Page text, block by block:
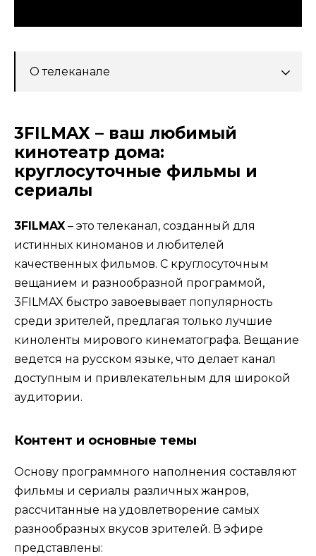
О телеканале
3FILMAX – ваш любимый
кинотеатр дома:
круглосуточные фильмы и
сериалы
3FILMAX – это телеканал, созданный для
истинных киноманов и любителей
качественных фильмов. С круглосуточным
вещанием и разнообразной программой,
3FILMAX быстро завоевывает популярность
среди зрителей, предлагая только лучшие
киноленты мирового кинематографа. Вещание
ведется на русском языке, что делает канал
доступным и привлекательным для широкой
аудитории.
Контент и основные темы
Основу программного наполнения составляют
фильмы и сериалы различных жанров,
рассчитанные на удовлетворение самых
разнообразных вкусов зрителей. В эфире
представлены: